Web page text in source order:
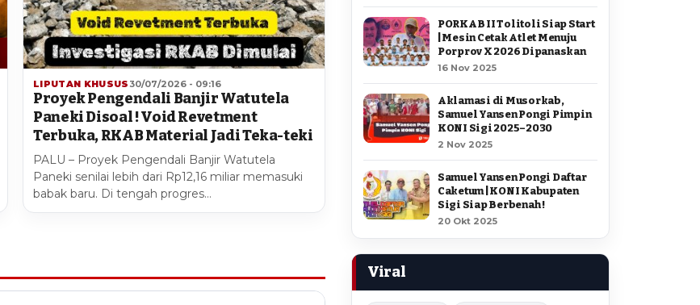
LIPUTAN KHUSUS 30/07/2026 - 09:16
Proyek Pengendali Banjir Watutela
Paneki Disoal ! Void Revetment
Terbuka, RKAB Material Jadi Teka-teki
PALU – Proyek Pengendali Banjir Watutela
Paneki senilai lebih dari Rp12,16 miliar memasuki
babak baru. Di tengah progres…
PORKAB II Tolitoli Siap Start
| Mesin Cetak Atlet Menuju
Porprov X 2026 Dipanaskan
16 Nov 2025
Aklamasi di Musorkab,
Samuel Yansen Pongi Pimpin
KONI Sigi 2025–2030
2 Nov 2025
Samuel Yansen Pongi Daftar
Caketum | KONI Kabupaten
Sigi Siap Berbenah !
20 Okt 2025
Viral